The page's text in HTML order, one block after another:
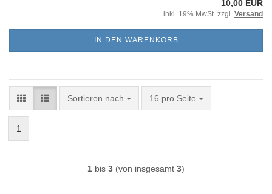
10,00 EUR
inkl. 19% MwSt. zzgl. Versand
IN DEN WARENKORB
Sortieren nach
Sortieren nach 16 pro Seite
pro Seite
1
1 bis 3 (von insgesamt 3)